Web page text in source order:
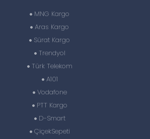
MNG Kargo
Aras Kargo
Sürat Kargo
Trendyol
Türk Telekom
A101
Vodafone
PTT Kargo
D-Smart
ÇiçekSepeti